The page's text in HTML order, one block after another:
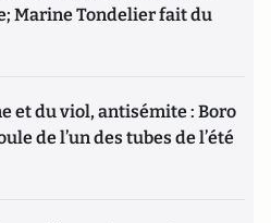
Marine Tondelier fait du
et du viol, antisémite : Boro
de l’un des tubes de l’été